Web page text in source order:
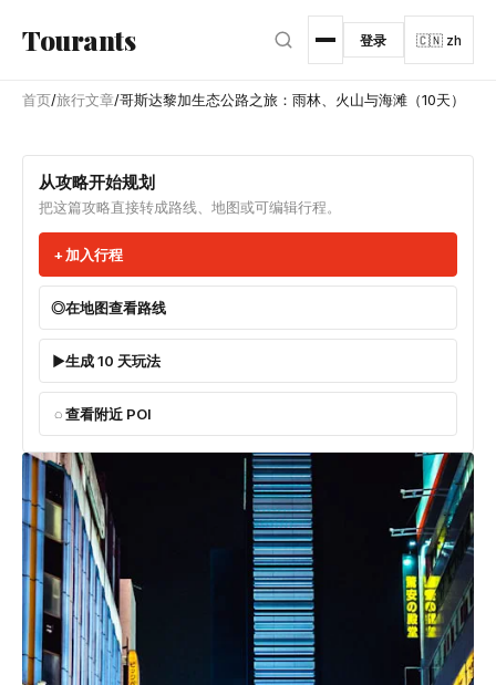
Tourants 登录 🇨🇳 zh
首页/旅行文章/哥斯达黎加生态公路之旅：雨林、火山与海滩（10天）
从攻略开始规划
把这篇攻略直接转成路线、地图或可编辑行程。
加入行程
在地图查看路线
生成 10 天玩法
查看附近 POI